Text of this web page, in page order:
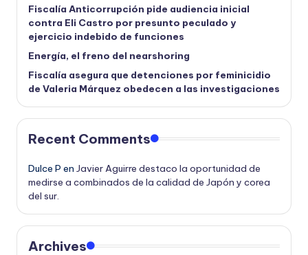
Fiscalía Anticorrupción pide audiencia inicial
contra Eli Castro por presunto peculado y
ejercicio indebido de funciones
Energía, el freno del nearshoring
Fiscalía asegura que detenciones por feminicidio
de Valeria Márquez obedecen a las investigaciones
Recent Comments
Dulce P en Javier Aguirre destaco la oportunidad de
medirse a combinados de la calidad de Japón y corea
del sur.
Archives